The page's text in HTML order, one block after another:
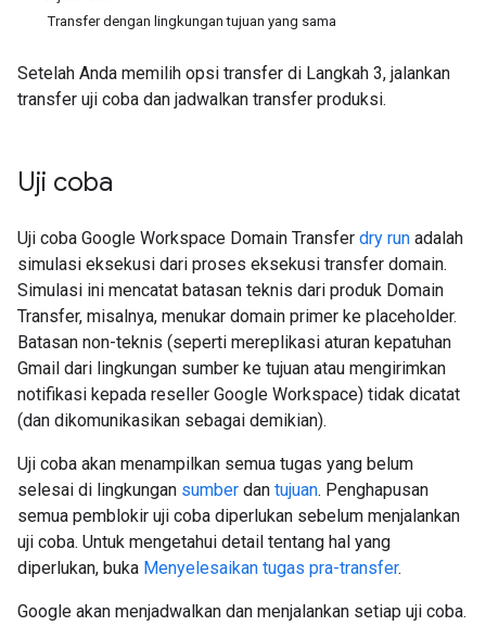
Transfer dengan lingkungan tujuan yang sama
Setelah Anda memilih opsi transfer di Langkah 3, jalankan
transfer uji coba dan jadwalkan transfer produksi.
Uji coba
Uji coba Google Workspace Domain Transfer dry run adalah
simulasi eksekusi dari proses eksekusi transfer domain.
Simulasi ini mencatat batasan teknis dari produk Domain
Transfer, misalnya, menukar domain primer ke placeholder.
Batasan non-teknis (seperti mereplikasi aturan kepatuhan
Gmail dari lingkungan sumber ke tujuan atau mengirimkan
notifikasi kepada reseller Google Workspace) tidak dicatat
(dan dikomunikasikan sebagai demikian).
Uji coba akan menampilkan semua tugas yang belum
selesai di lingkungan sumber dan tujuan. Penghapusan
semua pemblokir uji coba diperlukan sebelum menjalankan
uji coba. Untuk mengetahui detail tentang hal yang
diperlukan, buka Menyelesaikan tugas pra-transfer.
Google akan menjadwalkan dan menjalankan setiap uji coba.